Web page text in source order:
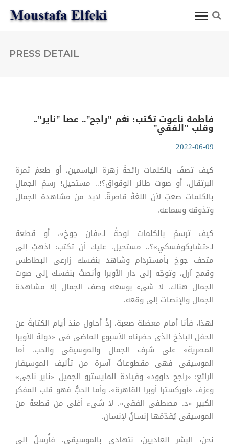
PRESS DETAIL
فاطمة ناعوت تكتب: نغم "راجح".. عصا "ناير"..
وقلب "الفقي"
2022-06-09
كيف تصفُ بالكلمات رائحةَ زهرة الياسمين، أو طعمَ ثمرة
البرتقال، أو صوت طائر الوقواق؟!.. مستحيل! رسمُ الجمالِ
بالكلمات صعبٌ لأن اللغةَ قاصرةٌ. لابد من مشاهدة الجمال
وتذوقه وسماعه.
كيف ترسمُ بالكلمات لوحةً لـ«فان جوخ»، أو قطعة
لـ«تشايكوفسكي»؟.. مستحيل. عليك أن تكتب: اذهبْ إلى
متحف جوخ بأمستردام وشاهد بنفسك زارعى البطاطس
وقمح آرل، وتوجّه إلى دار الأوبرا وأنصتْ بنفسك إلى صوت
الجمال هناك. لا شىء بوسعه وصف الجمال إلا مشاهدة
الجمال والإنصات إلى وقعه.
لهذا، فأنا أمام معضلة صعبة، إذْ أحاول منذ أيام الكتابةَ عن
الحفل الباذخ الذى حضرناه الأسبوع الماضى فى «دولة الأوبرا
المصرية» على شرف الجمال والموسيقى والحب. أما
الموسيقى فهى مقطوعاتٌ آسرة من تأليف الموسيقار
الرائع: «راجح داوود» وقيادة المايسترو الجميل «ناير ناجى»
وعزف «أوركسترا أوبرا القاهرة». وأما الحبُّ فهو قلب المفكر
الكبير «د. مصطفى الفقى». لا شىء أغلى من قطعة من
الموسيقى يُقدّمُها إنسانٌ لإنسان.
نحن، البشر العاديين، نتهادى بالموسيقى. فأُرسلُ إلى